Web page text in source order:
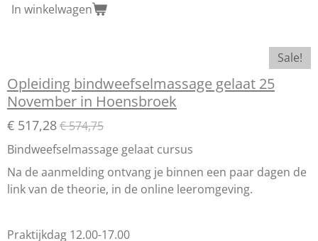
In winkelwagen
Sale!
Opleiding bindweefselmassage gelaat 25
November in Hoensbroek
€ 517,28€ 574,75
Bindweefselmassage gelaat cursus
Na de aanmelding ontvang je binnen een paar dagen de
link van de theorie, in de online leeromgeving.
Praktijkdag 12.00-17.00